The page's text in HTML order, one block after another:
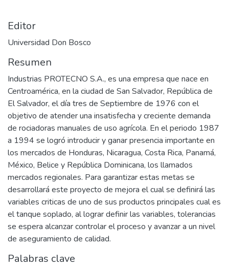
Editor
Universidad Don Bosco
Resumen
Industrias PROTECNO S.A., es una empresa que nace en
Centroamérica, en la ciudad de San Salvador, República de
El Salvador, el día tres de Septiembre de 1976 con el
objetivo de atender una insatisfecha y creciente demanda
de rociadoras manuales de uso agrícola. En el periodo 1987
a 1994 se logró introducir y ganar presencia importante en
los mercados de Honduras, Nicaragua, Costa Rica, Panamá,
México, Belice y República Dominicana, los llamados
mercados regionales. Para garantizar estas metas se
desarrollará este proyecto de mejora el cual se definirá las
variables criticas de uno de sus productos principales cual es
el tanque soplado, al lograr definir las variables, tolerancias
se espera alcanzar controlar el proceso y avanzar a un nivel
de aseguramiento de calidad.
Palabras clave